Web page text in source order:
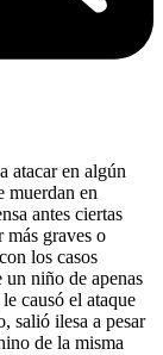
atacar en algún
muerdan en
antes ciertas
más graves o
los casos
un niño de apenas
causó el ataque
salió ilesa a pesar
de la misma